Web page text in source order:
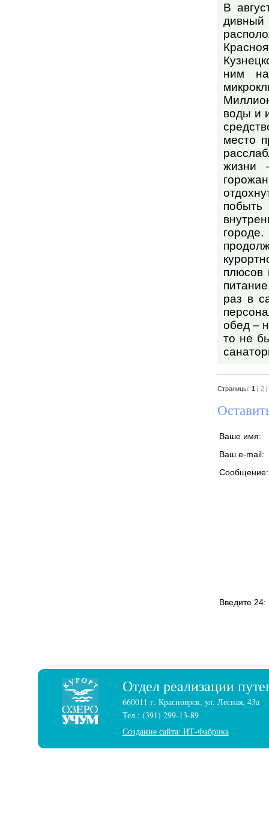
В
ним
воды и
место
жизни
плюсов
раз в
обед –
то не
Страницы: 1 | 2|
Ваше имя:
Ваш e-mail:
Сообщение:
Введите 24:
Отдел реализации
660011 г. Красноярск, ул. Лесная, 43а
Тел.: (391) 299-13-89
Создание сайта: ИТ-Фабрика